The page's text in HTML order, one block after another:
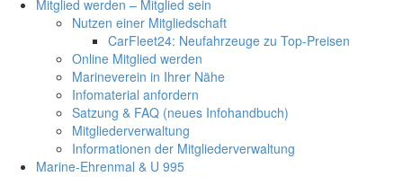
Mitglied werden – Mitglied sein
Nutzen einer Mitgliedschaft
CarFleet24: Neufahrzeuge zu Top-Preisen
Online Mitglied werden
Marineverein in Ihrer Nähe
Infomaterial anfordern
Satzung & FAQ (neues Infohandbuch)
Mitgliederverwaltung
Informationen der Mitgliederverwaltung
Marine-Ehrenmal & U 995